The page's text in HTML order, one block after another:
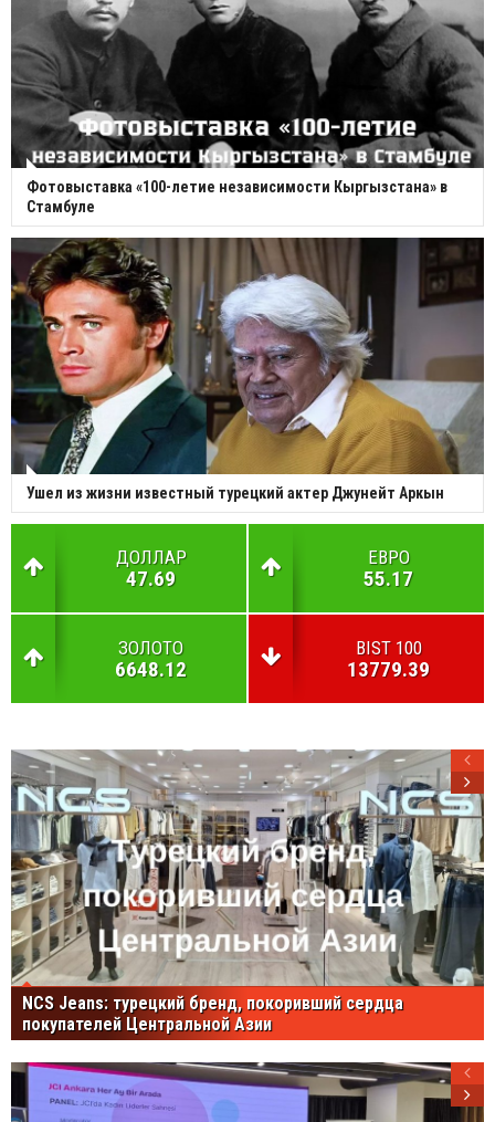
Фотовыставка «100-летие независимости Кыргызстана» в
Стамбуле
Ушел из жизни известный турецкий актер Джунейт Аркын
ДОЛЛАР
47.69
ЕВРО
55.17
ЗОЛОТО
6648.12
BIST 100
13779.39
NCS Jeans: турецкий бренд, покоривший сердца
покупателей Центральной Азии